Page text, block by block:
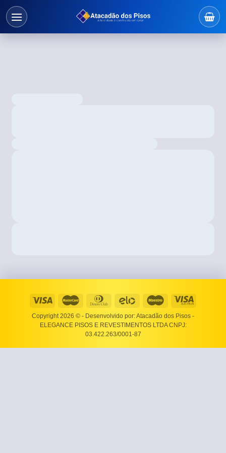
Copyright 2026 © - Desenvolvido por: Atacadão dos Pisos -
ELEGANCE PISOS E REVESTIMENTOS LTDA CNPJ:
03.422.263/0001-87